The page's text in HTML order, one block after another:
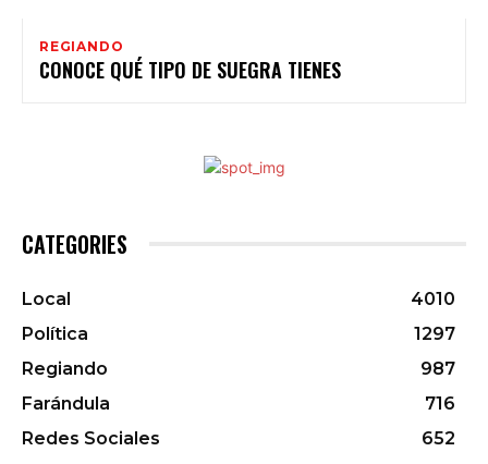
REGIANDO
CONOCE QUÉ TIPO DE SUEGRA TIENES
CATEGORIES
Local
4010
Política
1297
Regiando
987
Farándula
716
Redes Sociales
652